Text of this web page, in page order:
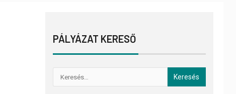
PÁLYÁZAT KERESŐ